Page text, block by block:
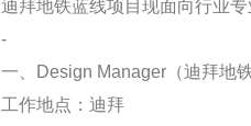
迪拜地铁蓝线项目现面向行业
-
一、Design Manager（迪拜地
工作地点：迪拜